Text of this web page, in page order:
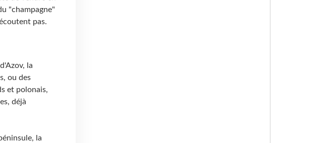
"champagne"
pas.
la
ou des
et polonais,
déjà
la